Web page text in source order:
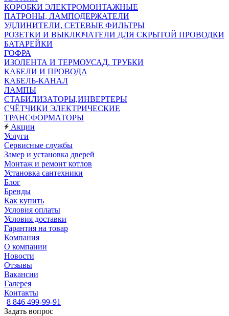
КОРОБКИ ЭЛЕКТРОМОНТАЖНЫЕ
ПАТРОНЫ, ЛАМПОДЕРЖАТЕЛИ
УДЛИНИТЕЛИ, СЕТЕВЫЕ ФИЛЬТРЫ
РОЗЕТКИ И ВЫКЛЮЧАТЕЛИ ДЛЯ СКРЫТОЙ ПРОВОДКИ
БАТАРЕЙКИ
ГОФРА
ИЗОЛЕНТА И ТЕРМОУСАД. ТРУБКИ
КАБЕЛИ И ПРОВОДА
КАБЕЛЬ-КАНАЛ
ЛАМПЫ
СТАБИЛИЗАТОРЫ,ИНВЕРТЕРЫ
СЧЁТЧИКИ ЭЛЕКТРИЧЕСКИЕ
ТРАНСФОРМАТОРЫ
Акции
Услуги
Сервисные службы
Замер и установка дверей
Монтаж и ремонт котлов
Установка сантехники
Блог
Бренды
Как купить
Условия оплаты
Условия доставки
Гарантия на товар
Компания
О компании
Новости
Отзывы
Вакансии
Галерея
Контакты
8 846 499-99-91
Задать вопрос